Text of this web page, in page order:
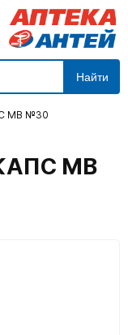
Найти
МВ №30
МВ